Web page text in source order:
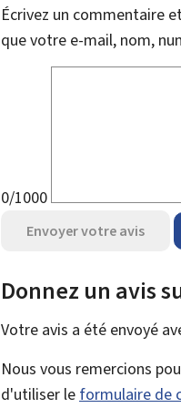
Écrivez un commentaire
que votre e-mail, nom,
0/1000
Envoyer votre avis
Donnez un avis
Votre avis a été envoyé
Nous vous remercions
d'utiliser le formulaire de